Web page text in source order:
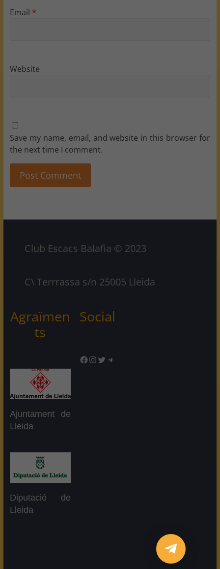
Email *
Website
Save my name, email, and website in this browser for
the next time I comment.
Club Escacs Balafia © 2023
C\ Terrrassa s/n 25005 Lleida
Agraïmen
ts
Ajuntament de
Lleida
Diputació de
Lleida
Social
Facebook
Instagram
TwitterTelegram